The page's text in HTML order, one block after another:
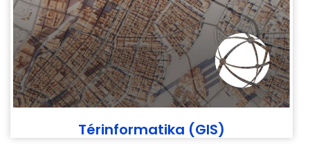
Térinformatika (GIS)